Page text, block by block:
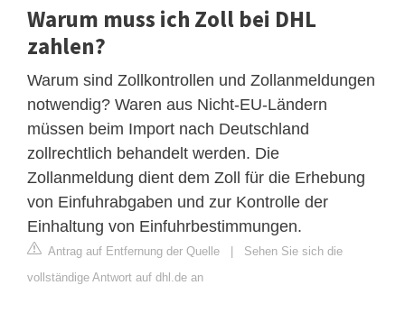
Warum muss ich Zoll bei DHL
zahlen?
Warum sind Zollkontrollen und Zollanmeldungen
notwendig? Waren aus Nicht-EU-Ländern
müssen beim Import nach Deutschland
zollrechtlich behandelt werden. Die
Zollanmeldung dient dem Zoll für die Erhebung
von Einfuhrabgaben und zur Kontrolle der
Einhaltung von Einfuhrbestimmungen.
Antrag auf Entfernung der Quelle | Sehen Sie sich die
vollständige Antwort auf dhl.de an